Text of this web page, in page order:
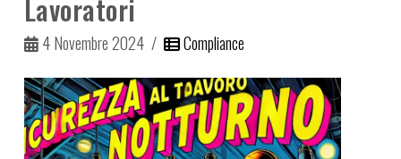
Lavoratori
4 Novembre 2024 Compliance